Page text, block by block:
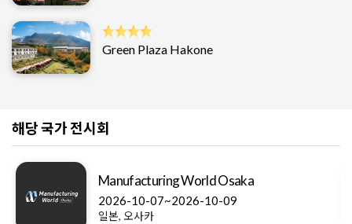
Green Plaza Hakone
해당 국가 전시회
Plastic Japan Osaka
2027-05-12~2027-05-14
일본, 오사카